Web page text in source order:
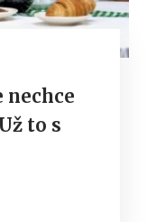
nechce
to s